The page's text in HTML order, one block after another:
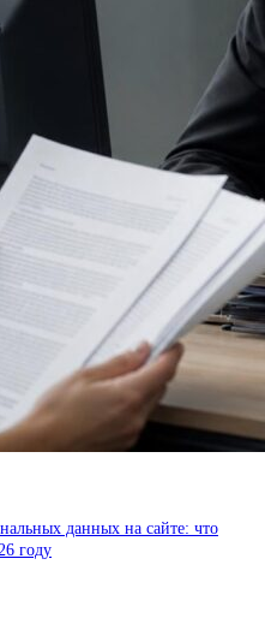
данных на сайте: что
году